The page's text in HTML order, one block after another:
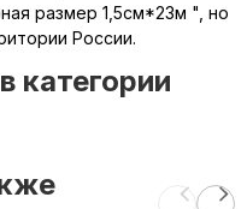
размер 1,5см*23м ", но
России.
категории